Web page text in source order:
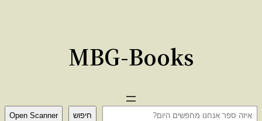
MBG-Books
ח
חיפוש Open Scanner